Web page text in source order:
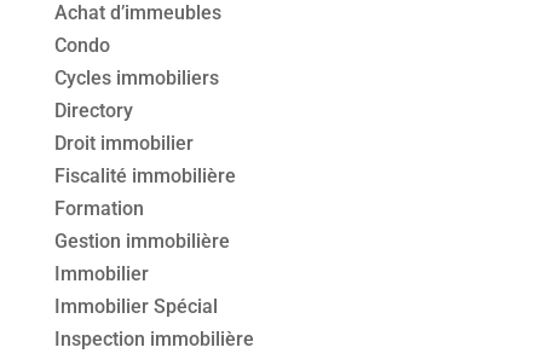
Achat d’immeubles
Condo
Cycles immobiliers
Directory
Droit immobilier
Fiscalité immobilière
Formation
Gestion immobilière
Immobilier
Immobilier Spécial
Inspection immobilière